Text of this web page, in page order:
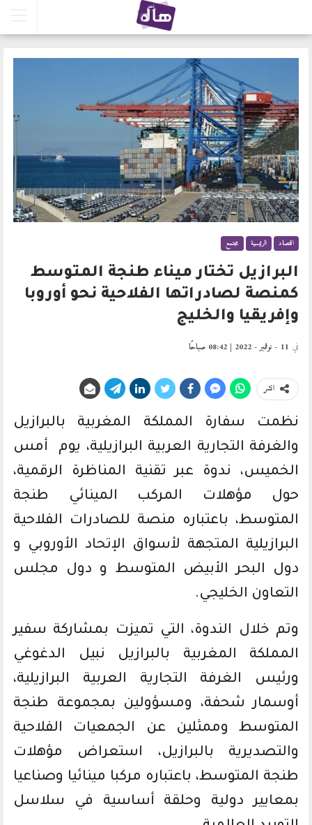
اقتصاد الرئيسية مجتمع
البرازيل تختار ميناء طنجة المتوسط
كمنصة لصادراتها الفلاحية نحو أوروبا
وإفريقيا والخليج
في 11 - نوفمبر - 2022 | 08:42 صباحًا
انشر
نظمت سفارة المملكة المغربية بالبرازيل
والغرفة التجارية العربية البرازيلية، يوم أمس
الخميس، ندوة عبر تقنية المناظرة الرقمية،
حول مؤهلات المركب المينائي طنجة
المتوسط، باعتباره منصة للصادرات الفلاحية
البرازيلية المتجهة لأسواق الإتحاد الأوروبي و
دول البحر الأبيض المتوسط و دول مجلس
التعاون الخليجي.
وتم خلال الندوة، التي تميزت بمشاركة سفير
المملكة المغربية بالبرازيل نبيل الدغوغي
ورئيس الغرفة التجارية العربية البرازيلية،
أوسمار شحفة، ومسؤولين بمجموعة طنجة
المتوسط وممثلين عن الجمعيات الفلاحية
والتصديرية بالبرازيل، استعراض مؤهلات
طنجة المتوسط، باعتباره مركبا مينائيا وصناعيا
بمعايير دولية وحلقة أساسية في سلاسل